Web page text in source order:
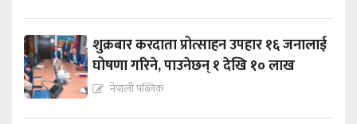
शुक्रबार करदाता प्रोत्साहन उपहार १६ जनालाई
घोषणा गरिने, पाउनेछन् १ देखि १० लाख
नेपाली पब्लिक